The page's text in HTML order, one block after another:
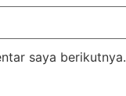
saya berikutnya.